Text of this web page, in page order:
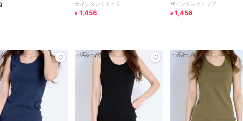
ザインタンクトップ
¥ 1,456
ザインタンクトップ
¥ 1,456